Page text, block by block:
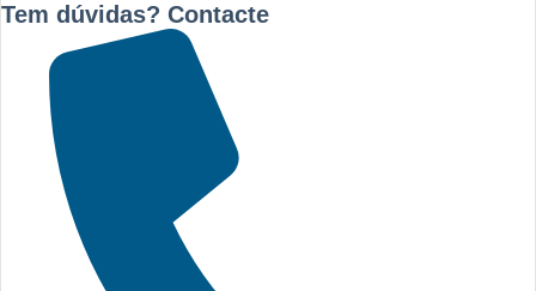
Tem dúvidas? Contacte